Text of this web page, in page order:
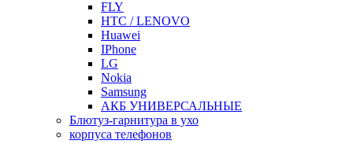
FLY
HTC / LENOVO
Huawei
IPhone
LG
Nokia
Samsung
АКБ УНИВЕРСАЛЬНЫЕ
Блютуз-гарнитура в ухо
корпуса телефонов